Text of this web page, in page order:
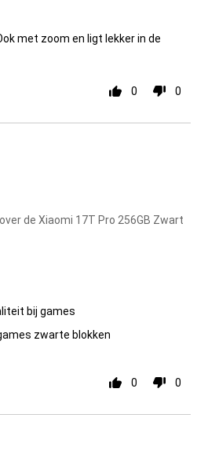
met zoom en ligt lekker in de
0 0
de Xiaomi 17T Pro 256GB Zwart
bij games
zwarte blokken
0 0